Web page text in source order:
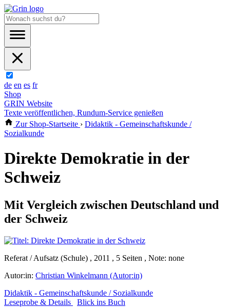
de en es fr
Shop
GRIN Website
Texte veröffentlichen, Rundum-Service genießen
Zur Shop-Startseite › Didaktik - Gemeinschaftskunde /
Sozialkunde
Direkte Demokratie in der
Schweiz
Mit Vergleich zwischen Deutschland und
der Schweiz
Referat / Aufsatz (Schule) , 2011 , 5 Seiten , Note: none
Autor:in: Christian Winkelmann (Autor:in)
Didaktik - Gemeinschaftskunde / Sozialkunde
Leseprobe & Details
Blick ins Buch